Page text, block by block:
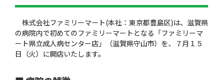
株式会社ファミリーマート(本社：東京都豊島区)は、滋賀県
の病院内で初めてのファミリーマートとなる「ファミリーマ
ート県立成人病センター店」（滋賀県守山市）を、７月１５
日（火）に開店いたします。